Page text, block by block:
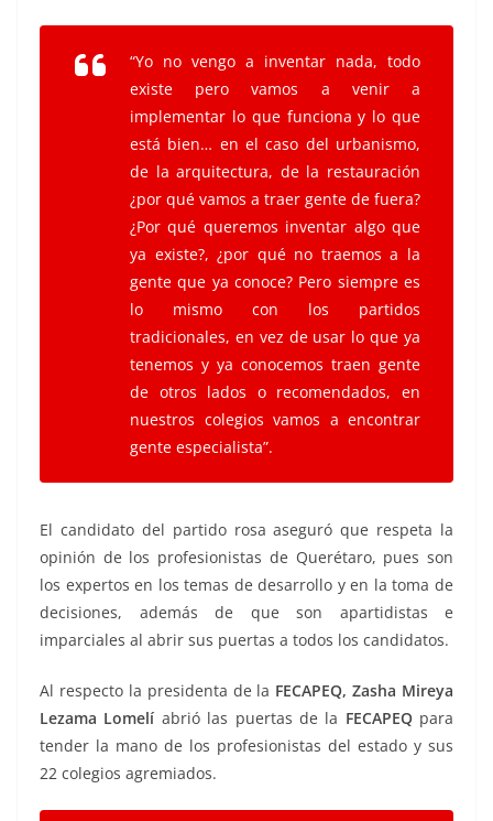
“Yo no vengo a inventar nada, todo
existe pero vamos a venir a
implementar lo que funciona y lo que
está bien… en el caso del urbanismo,
de la arquitectura, de la restauración
¿por qué vamos a traer gente de fuera?
¿Por qué queremos inventar algo que
ya existe?, ¿por qué no traemos a la
gente que ya conoce? Pero siempre es
lo mismo con los partidos
tradicionales, en vez de usar lo que ya
tenemos y ya conocemos traen gente
de otros lados o recomendados, en
nuestros colegios vamos a encontrar
gente especialista”.
El candidato del partido rosa aseguró que respeta la
opinión de los profesionistas de Querétaro, pues son
los expertos en los temas de desarrollo y en la toma de
decisiones, además de que son apartidistas e
imparciales al abrir sus puertas a todos los candidatos.
Al respecto la presidenta de la FECAPEQ, Zasha Mireya
Lezama Lomelí abrió las puertas de la FECAPEQpara
tender la mano de los profesionistas del estado y sus
22 colegios agremiados.